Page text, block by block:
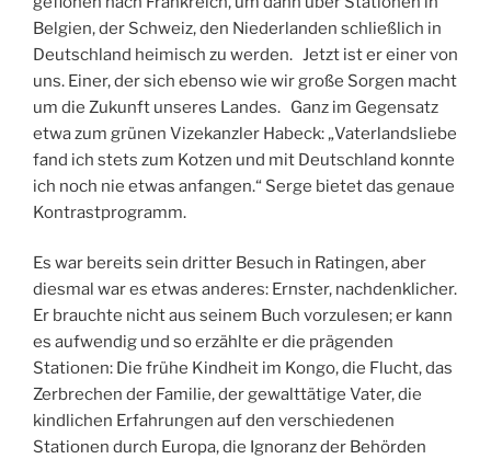
Belgien, der Schweiz, den Niederlanden schließlich in
Deutschland heimisch zu werden. Jetzt ist er einer von
uns. Einer, der sich ebenso wie wir große Sorgen macht
um die Zukunft unseres Landes. Ganz im Gegensatz
etwa zum grünen Vizekanzler Habeck: „Vaterlandsliebe
fand ich stets zum Kotzen und mit Deutschland konnte
ich noch nie etwas anfangen.“ Serge bietet das genaue
Kontrastprogramm.
Es war bereits sein dritter Besuch in Ratingen, aber
diesmal war es etwas anderes: Ernster, nachdenklicher.
Er brauchte nicht aus seinem Buch vorzulesen; er kann
es aufwendig und so erzählte er die prägenden
Stationen: Die frühe Kindheit im Kongo, die Flucht, das
Zerbrechen der Familie, der gewalttätige Vater, die
kindlichen Erfahrungen auf den verschiedenen
Stationen durch Europa, die Ignoranz der Behörden